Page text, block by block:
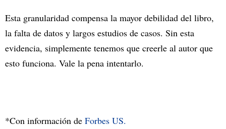
Esta granularidad compensa la mayor debilidad del libro,
la falta de datos y largos estudios de casos. Sin esta
evidencia, simplemente tenemos que creerle al autor que
esto funciona. Vale la pena intentarlo.
*Con información de Forbes US.